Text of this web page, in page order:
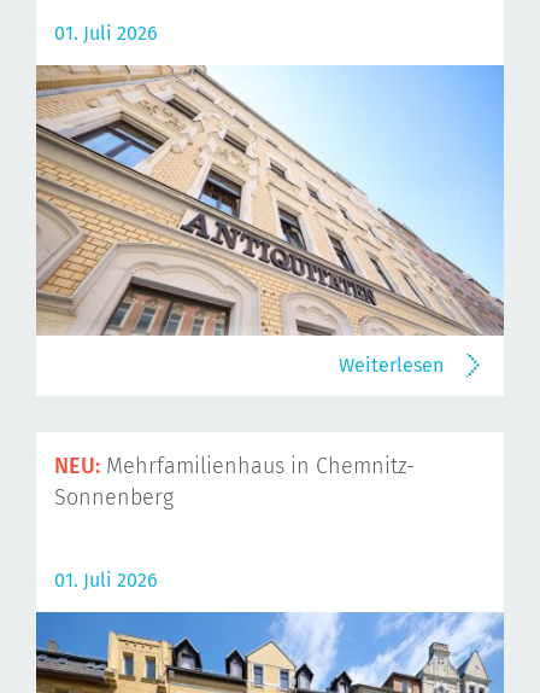
01. Juli 2026
Weiterlesen
NEU: Mehrfamilienhaus in Chemnitz-
Sonnenberg
01. Juli 2026